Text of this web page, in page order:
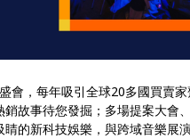
會，每年吸引全球20多國買賣
故事待您發掘；多場提案大會
的新科技娛樂，與跨域音樂展